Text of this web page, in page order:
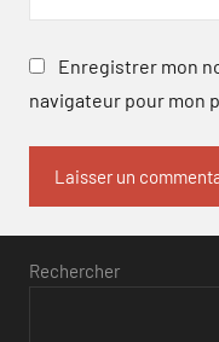
Enregistrer mon
navigateur pour mon
Rechercher